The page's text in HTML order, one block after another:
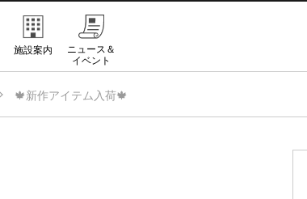
施設案内
ニュース＆
イベント
🍁新作アイテム入荷🍁